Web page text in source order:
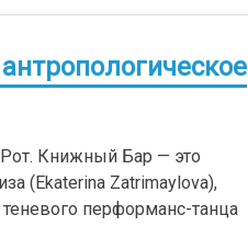
Книжный Бар — это
(Ekaterina Zatrimaylova),
перформанс-танца